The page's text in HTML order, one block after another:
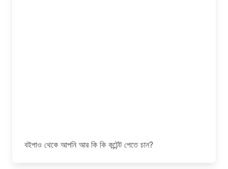
বইপাও থেকে আপনি আর কি কি কন্টেন্ট পেতে চান?